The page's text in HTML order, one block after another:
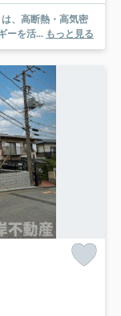
、高断熱・高気密
ーを活... もっと見る